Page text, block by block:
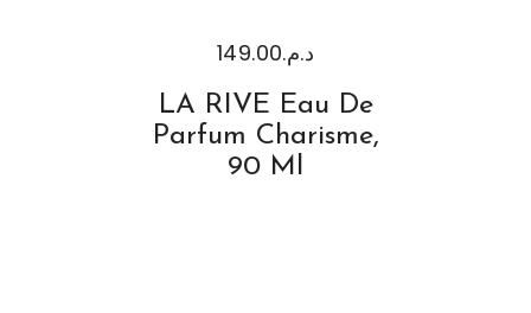
د.م.149.00
LA RIVE Eau De
Parfum Charisme,
90 Ml